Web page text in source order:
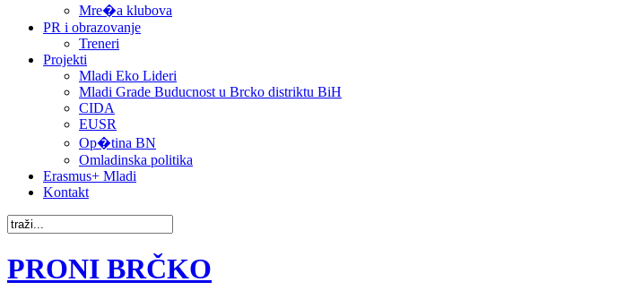
Mre�a klubova
PR i obrazovanje
Treneri
Projekti
Mladi Eko Lideri
Mladi Grade Buducnost u Brcko distriktu BiH
CIDA
EUSR
Op�tina BN
Omladinska politika
Erasmus+ Mladi
Kontakt
PRONI BRČKO